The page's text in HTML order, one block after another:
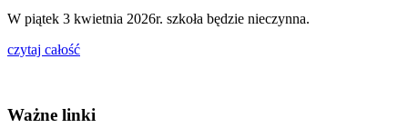
W piątek 3 kwietnia 2026r. szkoła będzie nieczynna.
czytaj całość
Ważne linki